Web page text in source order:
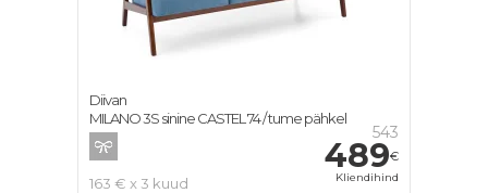
543
489€
Kliendihind
163 € x 3 kuud
Diivan
MILANO 3S sinine CASTEL 74 / tume pähkel